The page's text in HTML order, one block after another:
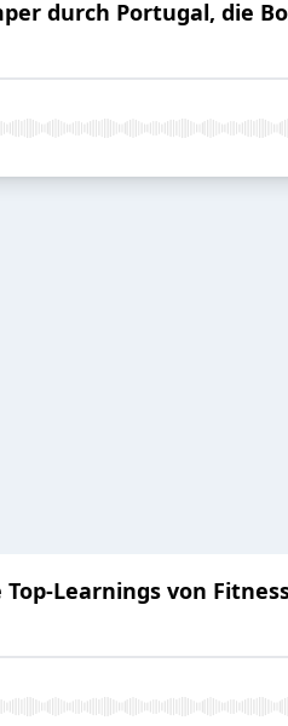
durch Portugal, die
Top-Learnings von